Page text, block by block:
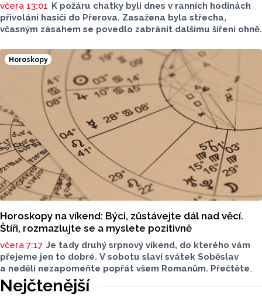
včera 13:01 K požáru chatky byli dnes v ranních hodinách
přivoláni hasiči do Přerova. Zasažena byla střecha,
včasným zásahem se povedlo zabránit dalšímu šíření ohně.
Horoskopy
Horoskopy na víkend: Býci, zůstávejte dál nad věcí.
Štíři, rozmazlujte se a myslete pozitivně
včera 7:17 Je tady druhý srpnový víkend, do kterého vám
přejeme jen to dobré. V sobotu slaví svátek Soběslav
a neděli nezapomeňte popřát všem Romanům. Přečtěte
si svůj horoskop a mějte pěkný víkend.
Nejčtenější